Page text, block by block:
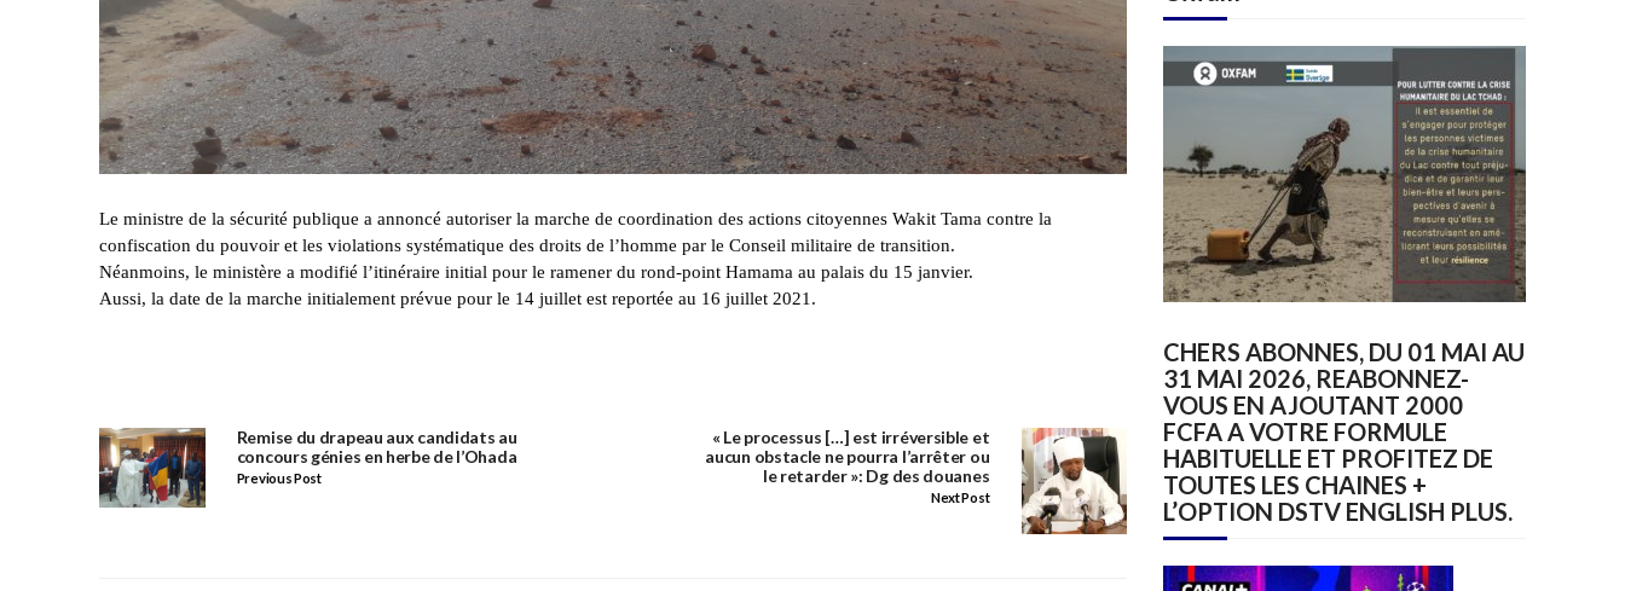
Le ministre de la sécurité publique a annoncé autoriser la marche de coordination des actions citoyennes Wakit Tama contre la
confiscation du pouvoir et les violations systématique des droits de l’homme par le Conseil militaire de transition.
Néanmoins, le ministère a modifié l’itinéraire initial pour le ramener du rond-point Hamama au palais du 15 janvier.
Aussi, la date de la marche initialement prévue pour le 14 juillet est reportée au 16 juillet 2021.
Remise du drapeau aux candidats au
concours génies en herbe de l’Ohada
Previous Post
« Le processus […] est irréversible et
aucun obstacle ne pourra l’arrêter ou
le retarder »: Dg des douanes
Next Post
CHERS ABONNES, DU 01 MAI AU
31 MAI 2026, REABONNEZ-
VOUS EN AJOUTANT 2000
FCFA A VOTRE FORMULE
HABITUELLE ET PROFITEZ DE
TOUTES LES CHAINES +
L’OPTION DSTV ENGLISH PLUS.